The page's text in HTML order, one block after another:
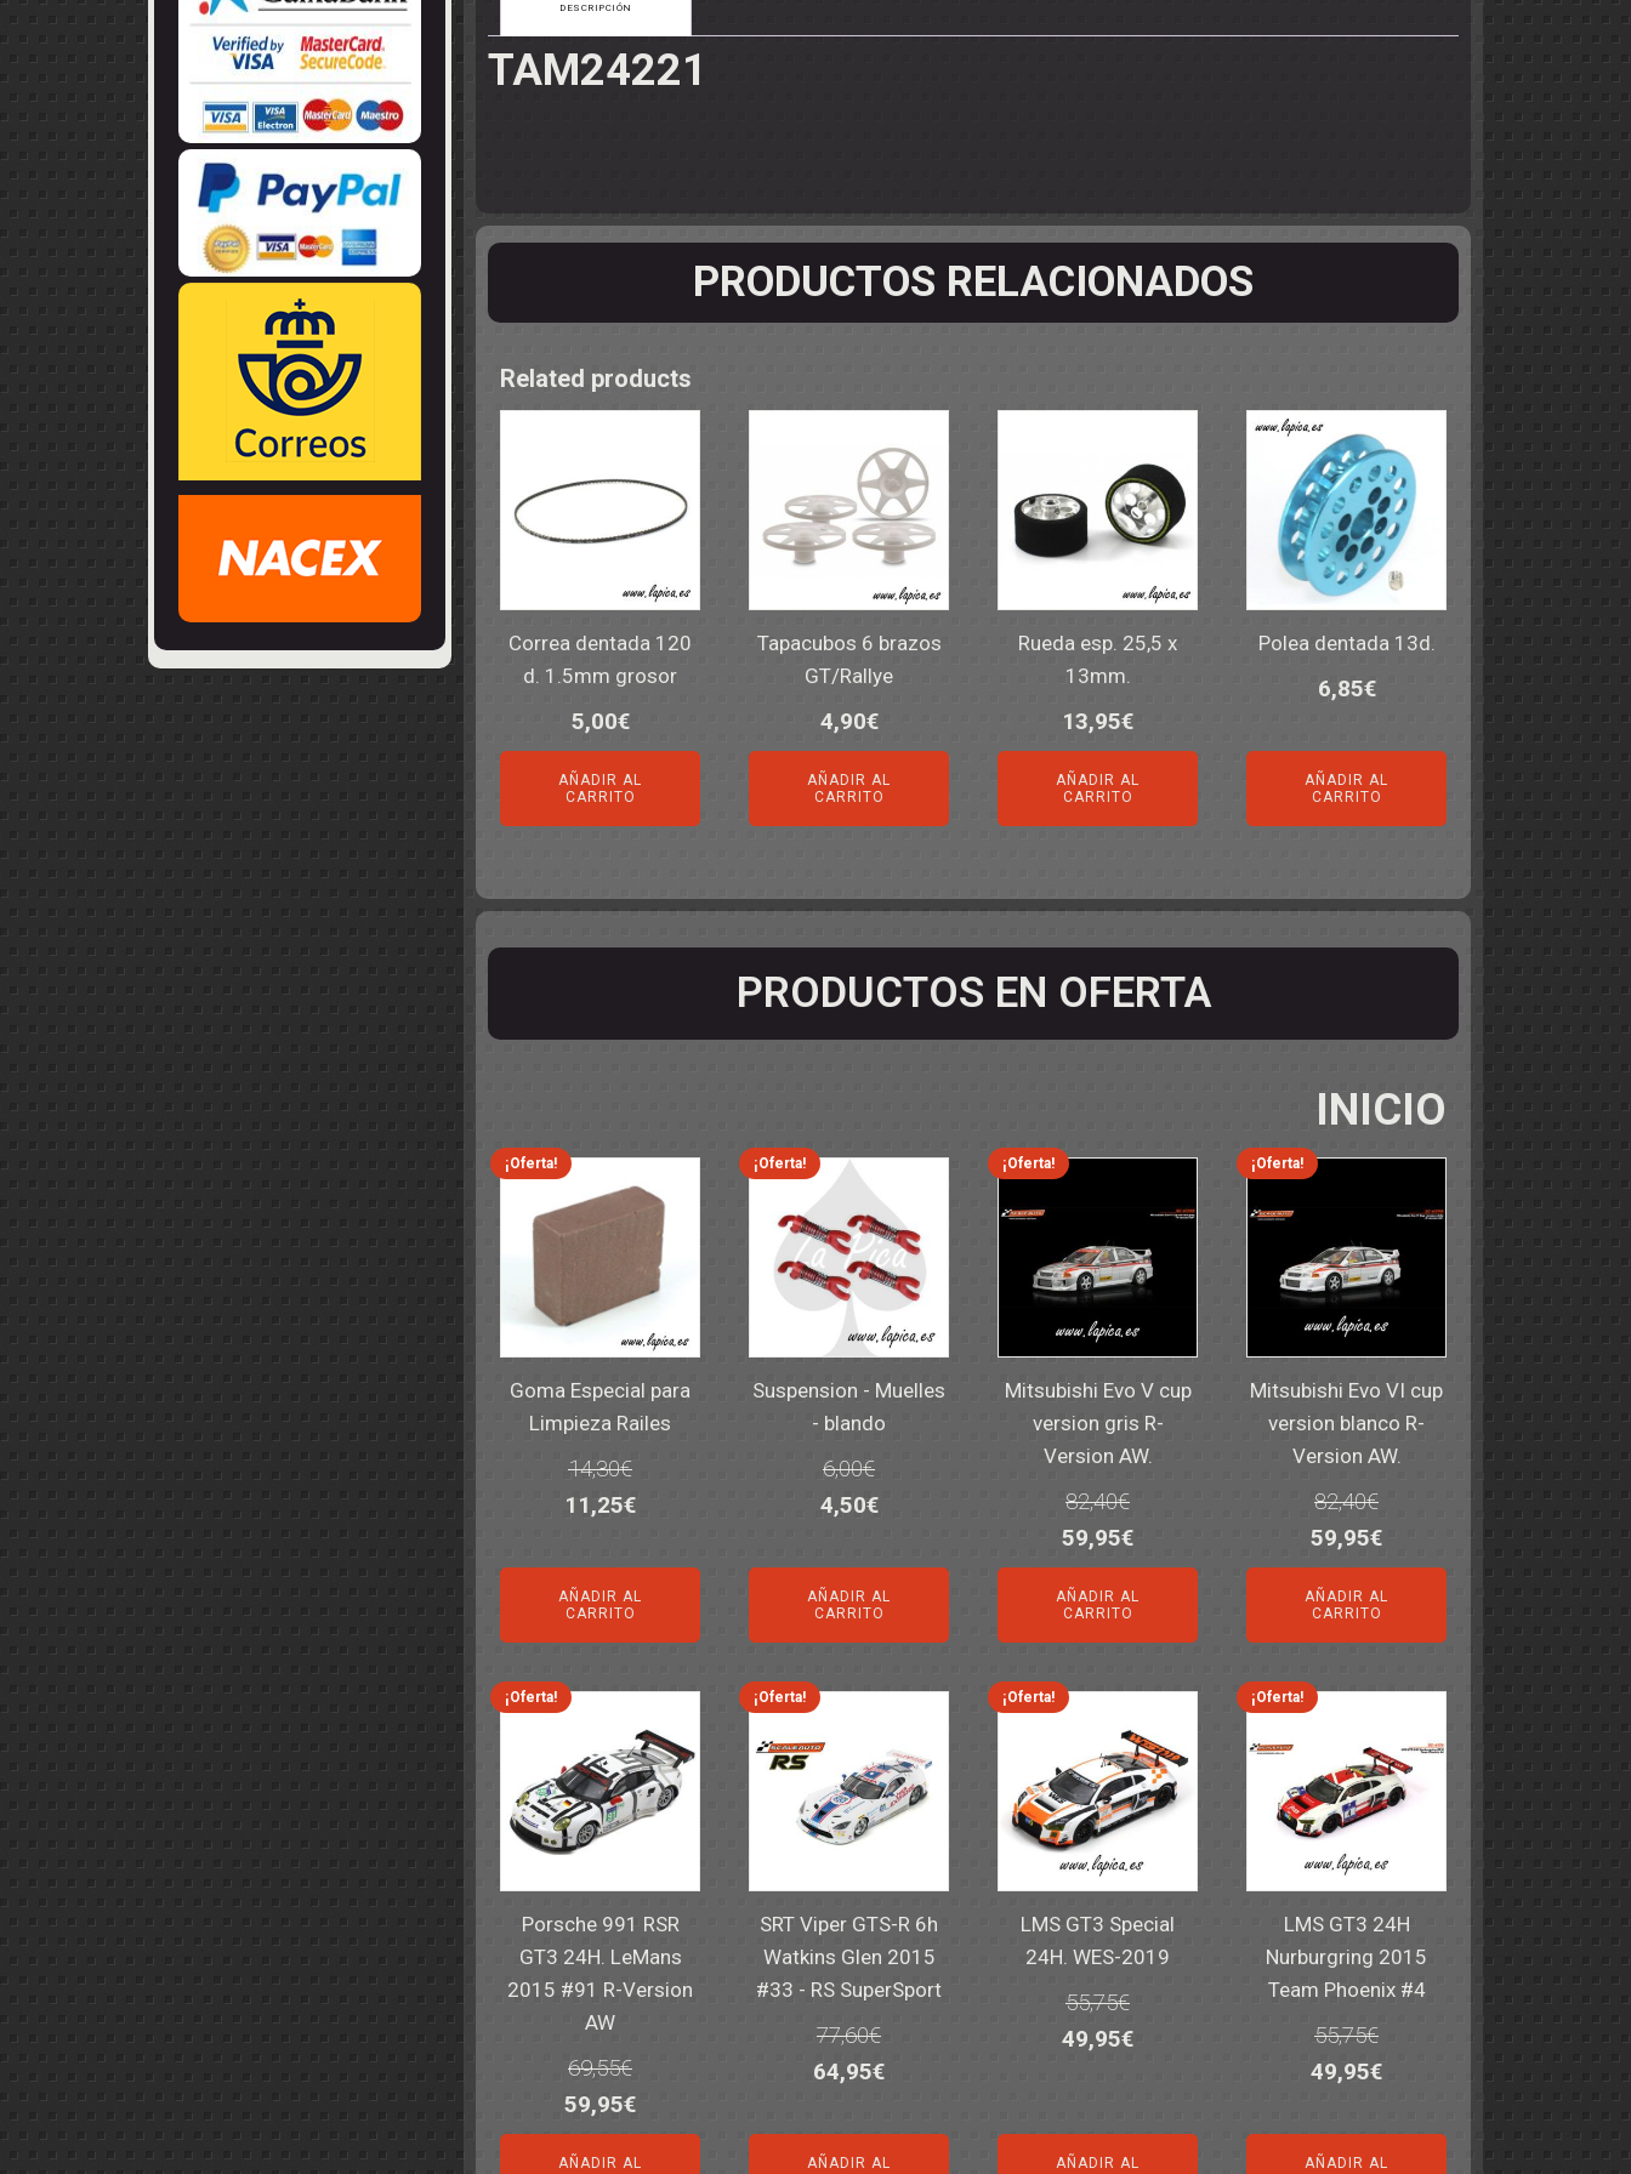
CABLES - TERMINALES
GUIA - BRAZOS - SOPORTES
DESCRIPCIÓN
TAM24221
PRODUCTOS RELACIONADOS
Related products
Correa dentada 120
d. 1.5mm grosor
5,00€
AÑADIR AL
CARRITO
Tapacubos 6 brazos
GT/Rallye
4,90€
AÑADIR AL
CARRITO
Rueda esp. 25,5 x
13mm.
13,95€
AÑADIR AL
CARRITO
Polea dentada 13d.
6,85€
AÑADIR AL
CARRITO
PRODUCTOS EN OFERTA
INICIO
¡Oferta!
Goma Especial para
Limpieza Railes
14,30€
El
original
era:
14,30€.
11,25€El
actual
11,25€.
AÑADIR AL
CARRITO
¡Oferta!
Suspension - Muelles
- blando
6,00€
El
original
era:
6,00€.
4,50€El
actual
es:
4,50€.
AÑADIR AL
CARRITO
¡Oferta!
Mitsubishi Evo V cup
version gris R-
Version AW.
82,40€
El
precio
original
era:
82,40€.
59,95€El
precio
actual
es:
AÑADIR AL
CARRITO
¡Oferta!
Mitsubishi Evo VI cup
version blanco R-
Version AW.
82,40€
El
precio
original
era:
82,40€.
59,95€El
precio
actual
es:
AÑADIR AL
CARRITO
¡Oferta!
Porsche 991 RSR
GT3 24H. LeMans
2015 #91 R-Version
AW
69,55€
El
precio
59,95€El
precio
AÑADIR AL
¡Oferta!
SRT Viper GTS-R 6h
Watkins Glen 2015
#33 - RS SuperSport
77,60€
El
original
64,95€El
actual
AÑADIR AL
¡Oferta!
LMS GT3 Special
24H. WES-2019
55,75€
El
era:
49,95€El
AÑADIR AL
¡Oferta!
LMS GT3 24H
Nurburgring 2015
Team Phoenix #4
55,75€
El
original
49,95€El
actual
AÑADIR AL